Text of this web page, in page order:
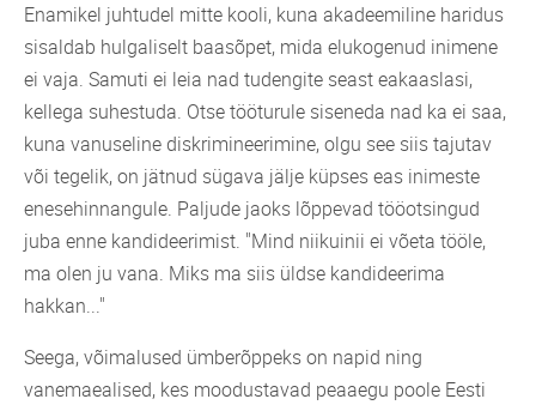
Enamikel juhtudel mitte kooli, kuna akadeemiline haridus
sisaldab hulgaliselt baasõpet, mida elukogenud inimene
ei vaja. Samuti ei leia nad tudengite seast eakaaslasi,
kellega suhestuda. Otse tööturule siseneda nad ka ei saa,
kuna vanuseline diskrimineerimine, olgu see siis tajutav
või tegelik, on jätnud sügava jälje küpses eas inimeste
enesehinnangule. Paljude jaoks lõppevad tööotsingud
juba enne kandideerimist. "Mind niikuinii ei võeta tööle,
ma olen ju vana. Miks ma siis üldse kandideerima
hakkan..."
Seega, võimalused ümberõppeks on napid ning
vanemaealised, kes moodustavad peaaegu poole Eesti